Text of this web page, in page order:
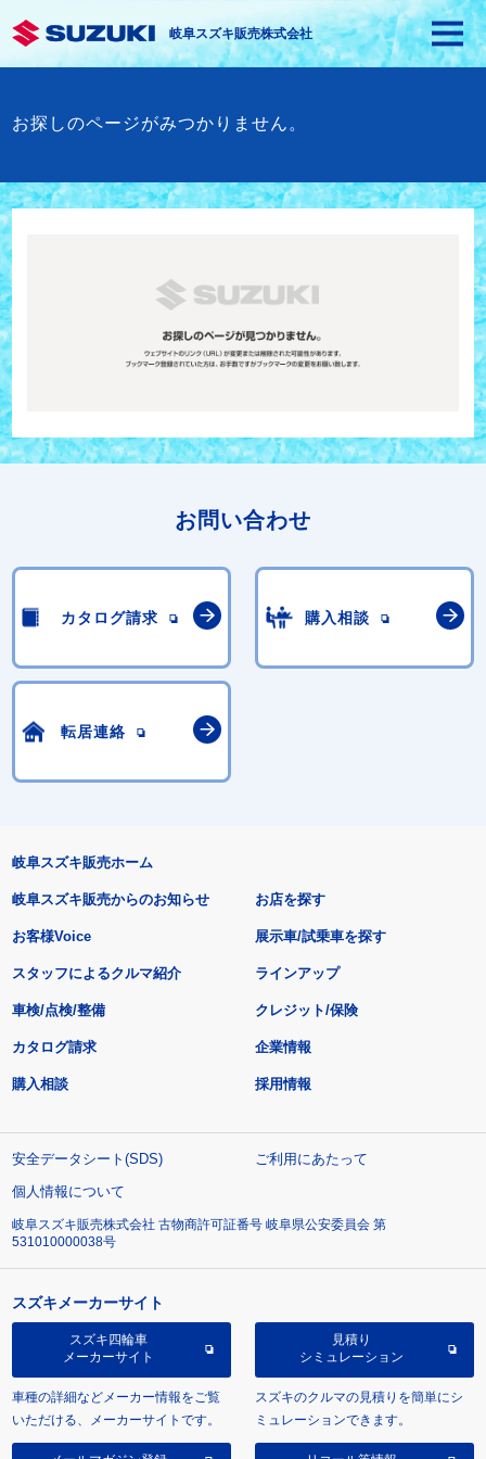
岐阜スズキ販売株式会社
お探しのページがみつかりません。
お問い合わせ
カタログ請求 購入相談
転居連絡
岐阜スズキ販売ホーム
岐阜スズキ販売からのお知らせ
お客様Voice
スタッフによるクルマ紹介
お店を探す
展示車/試乗車を探す
ラインアップ
車検/点検/整備 クレジット/保険
カタログ請求
購入相談
企業情報
採用情報
安全データシート(SDS)
ご利用にあたって
個人情報について
岐阜スズキ販売株式会社 古物商許可証番号 岐阜県公安委員会 第
531010000038号
スズキメーカーサイト
スズキ四輪車
メーカーサイト
車種の詳細などメーカー情報をご覧
いただける、メーカーサイトです。
見積り
シミュレーション
スズキのクルマの見積りを簡単にシ
ミュレーションできます。